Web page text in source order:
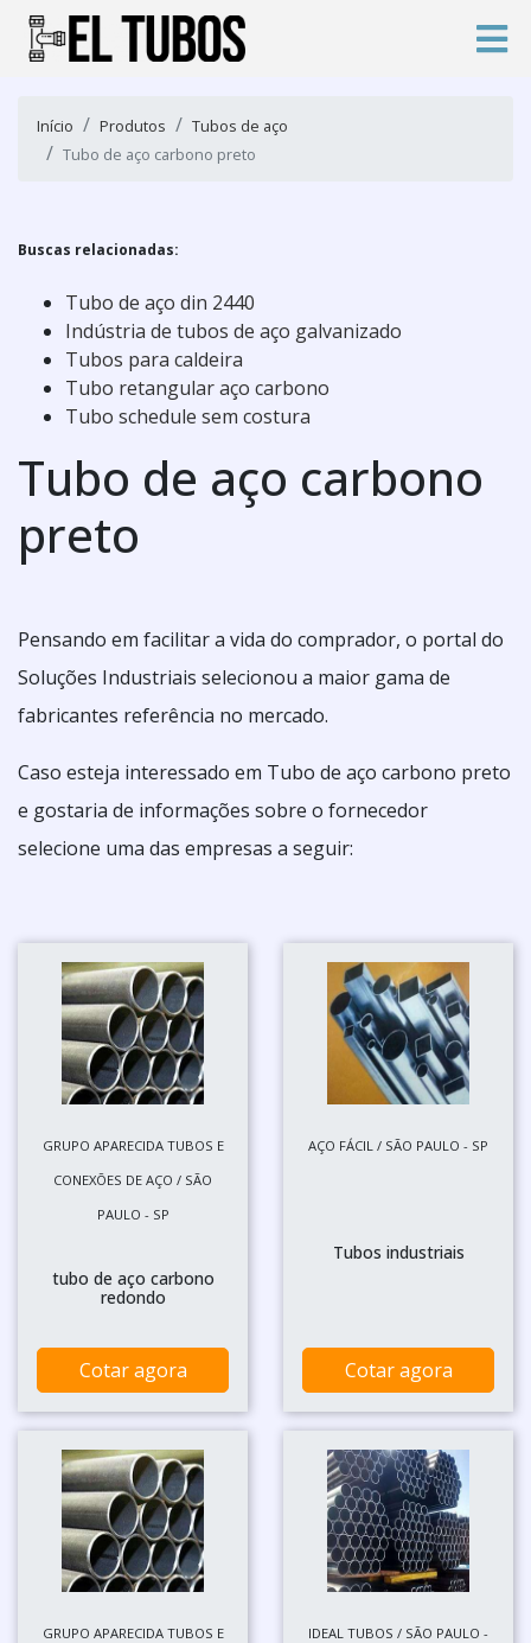
Início Produtos
Tubos de aço
Tubo de aço carbono preto
Buscas relacionadas:
Tubo de aço din 2440
Indústria de tubos de aço galvanizado
Tubos para caldeira
Tubo retangular aço carbono
Tubo schedule sem costura
Tubo de aço carbono
preto
Pensando em facilitar a vida do comprador, o portal do
Soluções Industriais selecionou a maior gama de
fabricantes referência no mercado.
Caso esteja interessado em Tubo de aço carbono preto
e gostaria de informações sobre o fornecedor
selecione uma das empresas a seguir:
GRUPO APARECIDA TUBOS E
CONEXÕES DE AÇO / SÃO
PAULO - SP
tubo de aço carbono
redondo
Cotar agora
AÇO FÁCIL / SÃO PAULO - SP
Tubos industriais
Cotar agora
GRUPO APARECIDA TUBOS E
IDEAL TUBOS / SÃO PAULO -